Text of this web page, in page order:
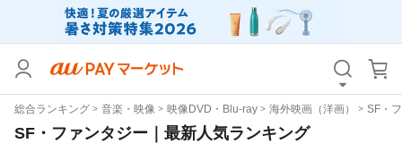
総合ランキング 音楽・映像 映像DVD・Blu-ray 海外映画（洋画） SF・
SF・ファンタジー｜最新人気ランキング
カテゴリ すべて
価格 すべて